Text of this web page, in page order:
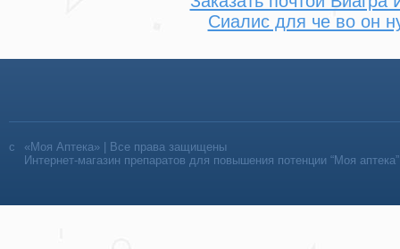
Сиалис для че во он
«Моя Аптека» | Все права защищены
Интернет-магазин препаратов для повышения потенции “Моя